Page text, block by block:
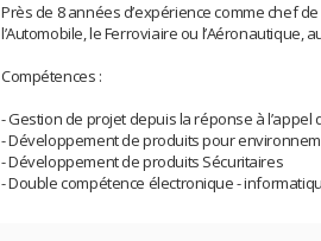
Près de 8 années d’expérience comme chef
l’Automobile, le Ferroviaire ou l’Aéronautique,
Compétences :
- Gestion de projet depuis la réponse à l’appel
- Développement de produits pour
- Développement de produits Sécuritaires
- Double compétence électronique -